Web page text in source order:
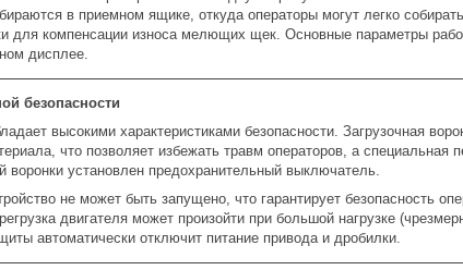
в приемном ящике, откуда операторы могут легко
для компенсации износа мелющих щек. Основные параметры
дисплее.
безопасности
высокими характеристиками безопасности. Загрузочная
что позволяет избежать травм операторов, а специальная
воронки установлен предохранительный выключатель.
не может быть запущено, что гарантирует безопасность
двигателя может произойти при большой нагрузке
автоматически отключит питание привода и дробилки.